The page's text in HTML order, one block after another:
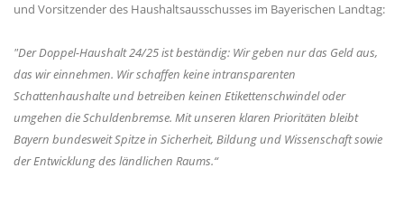
und Vorsitzender des Haushaltsausschusses im Bayerischen Landtag:
"Der Doppel-Haushalt 24/25 ist beständig: Wir geben nur das Geld aus,
das wir einnehmen. Wir schaffen keine intransparenten
Schattenhaushalte und betreiben keinen Etikettenschwindel oder
umgehen die Schuldenbremse. Mit unseren klaren Prioritäten bleibt
Bayern bundesweit Spitze in Sicherheit, Bildung und Wissenschaft sowie
der Entwicklung des ländlichen Raums.“